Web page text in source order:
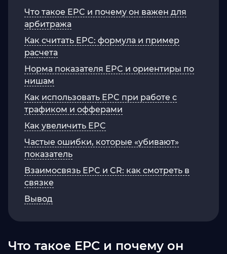
Что такое EPC и почему он важен для
арбитража
Как считать EPC: формула и пример
расчета
Норма показателя EPC и ориентиры по
нишам
Как использовать EPC при работе с
трафиком и офферами
Как увеличить EPC
Частые ошибки, которые «убивают»
показатель
Взаимосвязь EPC и CR: как смотреть в
связке
Вывод
Что такое EPC и почему он